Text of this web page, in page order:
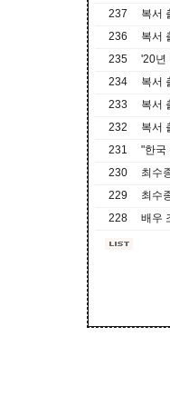
237
복서
236
복서
235
'20년
234
복서
233
복서
232
복서
231
"한국
230
최수
229
최수
228
배우